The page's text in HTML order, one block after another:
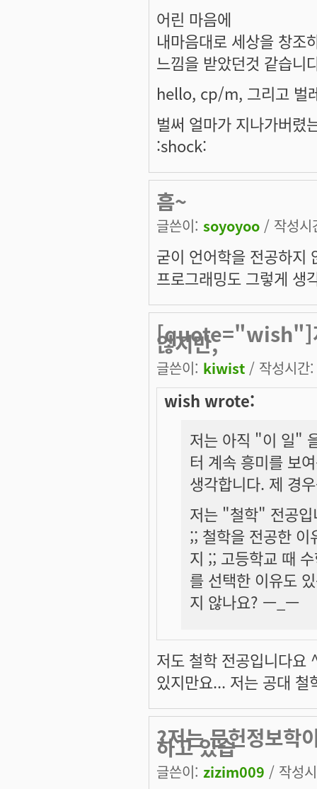
어린 마음에
내마음대로 세상을 창조
느낌을 받았던것 같습니
hello, cp/m, 그리고 벌
벌써 얼마가 지나가버렸
:shock:
흠~
글쓴이: soyoyoo / 작성
굳이 언어학을 전공하지
프로그래밍도 그렇게 생
[quote="wish"]
않지만,
글쓴이: kiwist / 작성시
wish wrote:
저는 아직 "이 일"
터 계속 흥미를 보
생각합니다. 제 경
저는 "철학" 전공입
;; 철학을 전공한
지 ;; 고등학교 때
를 선택한 이유도
지 않나요? ㅡ_ㅡ
저도 철학 전공입니다요
있지만요... 저는 공대
?저는 문헌정보학
하고 있습
글쓴이: zizim009 / 작성